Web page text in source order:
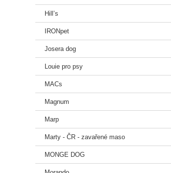
Hill’s
IRONpet
Josera dog
Louie pro psy
MACs
Magnum
Marp
Marty - ČR - zavařené maso
MONGE DOG